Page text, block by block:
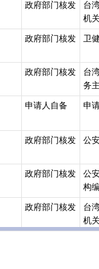
政府部门核发
台
机
政府部门核发 卫
政府部门核发
台
务
申请人自备 申
政府部门核发 公
政府部门核发
公
构
政府部门核发
台
机